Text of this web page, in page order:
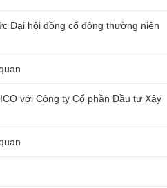
Đại hội đồng cổ đông thường niên
với Công ty Cổ phần Đầu tư Xây